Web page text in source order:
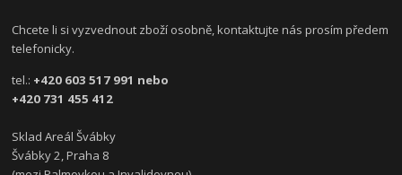
Chcete li si vyzvednout zboží osobně, kontaktujte nás prosím předem
telefonicky.
tel.: +420 603 517 991 nebo
+420 731 455 412
Sklad Areál Švábky
Švábky 2, Praha 8